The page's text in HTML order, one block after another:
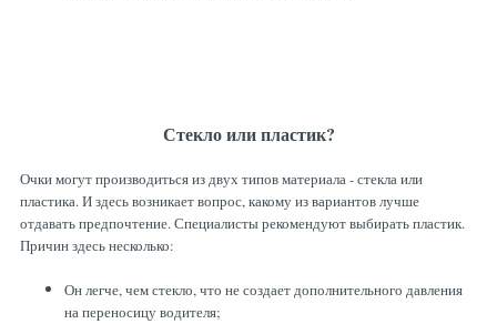
Стекло или пластик?
Очки могут производиться из двух типов материала - стекла или
пластика. И здесь возникает вопрос, какому из вариантов лучше
отдавать предпочтение. Специалисты рекомендуют выбирать пластик.
Причин здесь несколько:
Он легче, чем стекло, что не создает дополнительного давления
на переносицу водителя;